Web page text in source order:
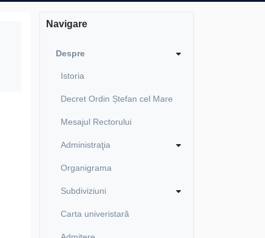
Navigare
Despre
Istoria
Decret Ordin Ștefan cel Mare
Mesajul Rectorului
Administraţia
Organigrama
Subdiviziuni
Carta univeristară